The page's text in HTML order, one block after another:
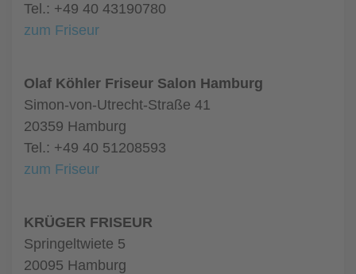
Tel.: +49 40 43190780
zum Friseur
Olaf Köhler Friseur Salon Hamburg
Simon-von-Utrecht-Straße 41
20359 Hamburg
Tel.: +49 40 51208593
zum Friseur
KRÜGER FRISEUR
Springeltwiete 5
20095 Hamburg